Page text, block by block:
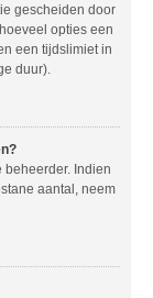
gescheiden door
opties een
een tijdslimiet in
duur).
Indien
aantal, neem